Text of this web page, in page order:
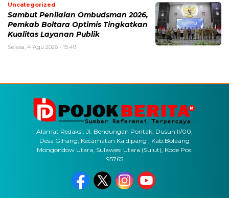
Uncategorized
Sambut Penilaian Ombudsman 2026,
Pemkab Boltara Optimis Tingkatkan
Kualitas Layanan Publik
Selasa, 4 Agu 2026 - 15:49
Alamat Redaksi: Jl. Bendungan Pontak, Dusun II/00,
Desa Gihang, Kecamatan Kaidipang , Kab.Bolaang
Mongondow Utara, Sulawesi Utara (Sulut), Kode Pos:
95765